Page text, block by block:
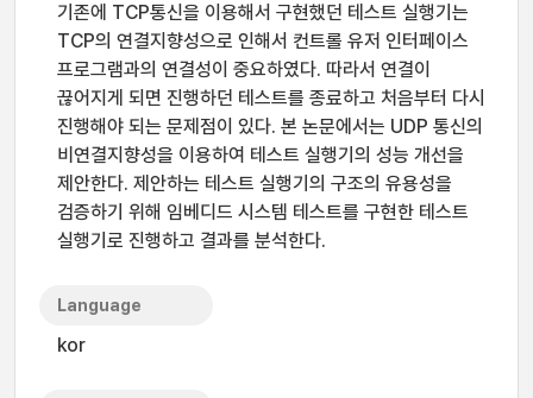
기존에 TCP통신을 이용해서 구현했던 테스트 실행기는
TCP의 연결지향성으로 인해서 컨트롤 유저 인터페이스
프로그램과의 연결성이 중요하였다. 따라서 연결이
끊어지게 되면 진행하던 테스트를 종료하고 처음부터 다시
진행해야 되는 문제점이 있다. 본 논문에서는 UDP 통신의
비연결지향성을 이용하여 테스트 실행기의 성능 개선을
제안한다. 제안하는 테스트 실행기의 구조의 유용성을
검증하기 위해 임베디드 시스템 테스트를 구현한 테스트
실행기로 진행하고 결과를 분석한다.
Language
kor